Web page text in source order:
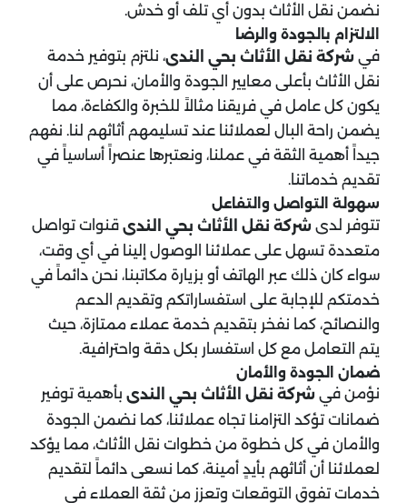
نضمن نقل الأثاث بدون أي تلف أو خدش.
الالتزام بالجودة والرضا
في شركة نقل الأثاث بحي الندى، نلتزم بتوفير خدمة
نقل الأثاث بأعلى معايير الجودة والأمان، نحرص على أن
يكون كل عامل في فريقنا مثالاً للخبرة والكفاءة، مما
يضمن راحة البال لعملائنا عند تسليمهم أثاثهم لنا. نفهم
جيداً أهمية الثقة في عملنا، ونعتبرها عنصراً أساسياً في
تقديم خدماتنا.
سهولة التواصل والتفاعل
تتوفر لدى شركة نقل الأثاث بحي الندى قنوات تواصل
متعددة تسهل على عملائنا الوصول إلينا في أي وقت،
سواء كان ذلك عبر الهاتف أو بزيارة مكاتبنا، نحن دائماً في
خدمتكم للإجابة على استفساراتكم وتقديم الدعم
والنصائح، كما نفخر بتقديم خدمة عملاء ممتازة، حيث
يتم التعامل مع كل استفسار بكل دقة واحترافية.
ضمان الجودة والأمان
نؤمن في شركة نقل الأثاث بحي الندى بأهمية توفير
ضمانات تؤكد التزامنا تجاه عملائنا، كما نضمن الجودة
والأمان في كل خطوة من خطوات نقل الأثاث، مما يؤكد
لعملائنا أن أثاثهم بأيدٍ أمينة، كما نسعى دائماً لتقديم
خدمات تفوق التوقعات وتعزز من ثقة العملاء في